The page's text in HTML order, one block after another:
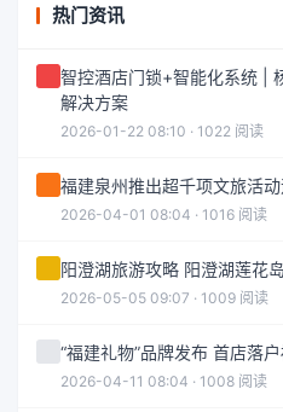
热门资讯
智控酒店门锁+智能化系统 |
解决方案
2026-01-22 08:10 · 1022 阅读
福建泉州推出超千项文旅活
2026-04-01 08:04 · 1016 阅读
阳澄湖旅游攻略 阳澄湖莲花
2026-05-05 09:07 · 1009 阅读
“福建礼物”品牌发布 首店落
2026-04-11 08:04 · 1008 阅读